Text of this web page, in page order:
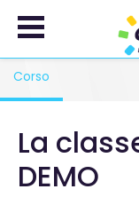
Passa al contenuto
Corso
La
DEMO